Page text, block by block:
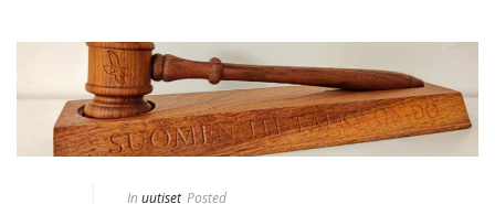
In uutiset Posted